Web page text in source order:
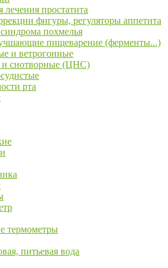
лечения простатита
фигуры, регуляторы аппетита
похмелья
пищеварение (ферменты...)
и ветрогонные
и снотворные (ЦНС)
рта
термометры
питьевая вода